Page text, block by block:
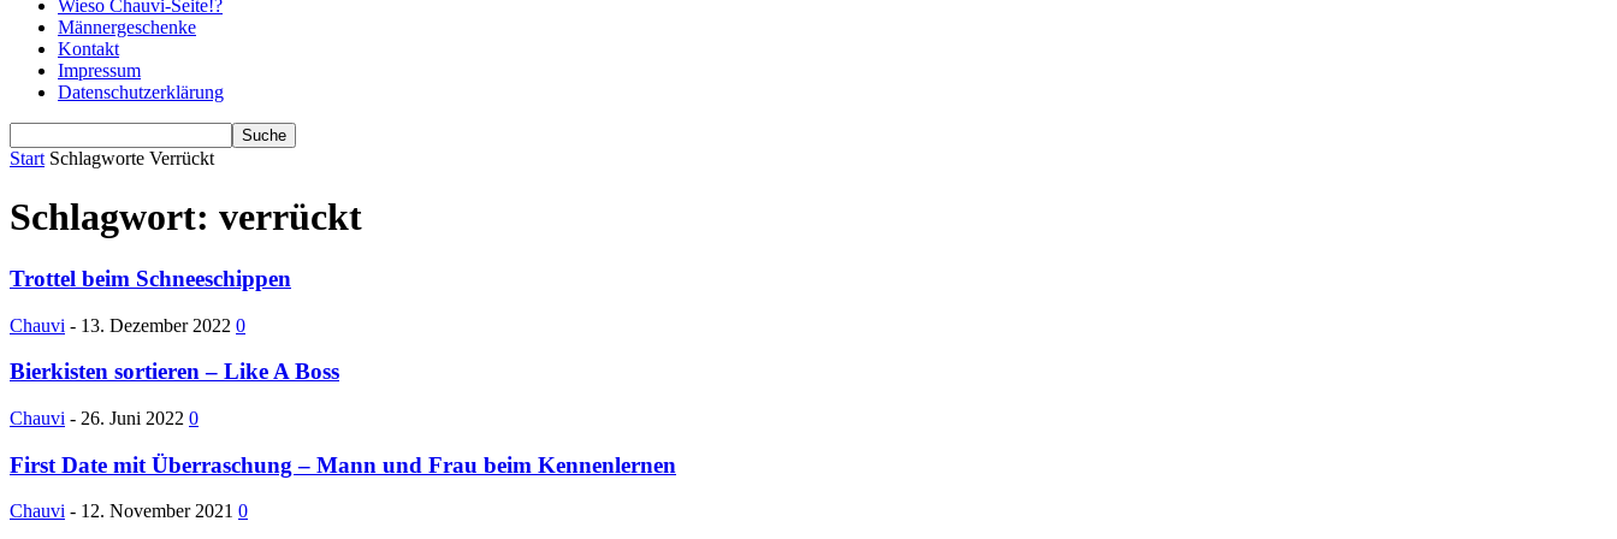
Wieso Chauvi-Seite!?
Männergeschenke
Kontakt
Impressum
Datenschutzerklärung
Start Schlagworte Verrückt
Schlagwort: verrückt
Trottel beim Schneeschippen
Chauvi - 13. Dezember 2022 0
Bierkisten sortieren – Like A Boss
Chauvi - 26. Juni 2022 0
First Date mit Überraschung – Mann und Frau beim Kennenlernen
Chauvi - 12. November 2021 0